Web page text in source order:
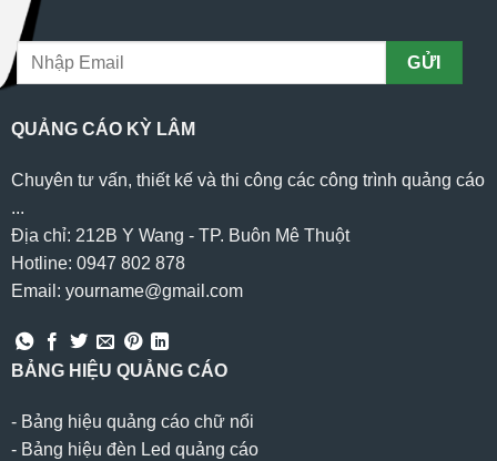
QUẢNG CÁO KỲ LÂM
Chuyên tư vấn, thiết kế và thi công các công trình quảng cáo
...
Địa chỉ: 212B Y Wang - TP. Buôn Mê Thuột
Hotline: 0947 802 878
Email: yourname@gmail.com
BẢNG HIỆU QUẢNG CÁO
- Bảng hiệu quảng cáo chữ nổi
- Bảng hiệu đèn Led quảng cáo